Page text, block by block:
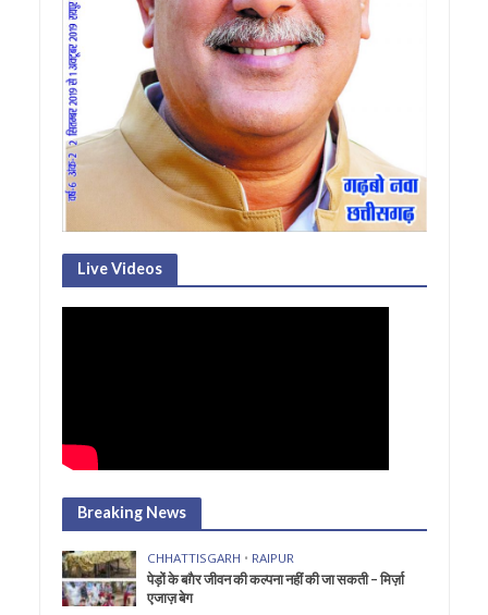
Live Videos
Breaking News
CHHATTISGARH • RAIPUR
पेड़ों के बग़ैर जीवन की कल्पना नहीं की जा सकती – मिर्ज़ा
एजाज़ बेग